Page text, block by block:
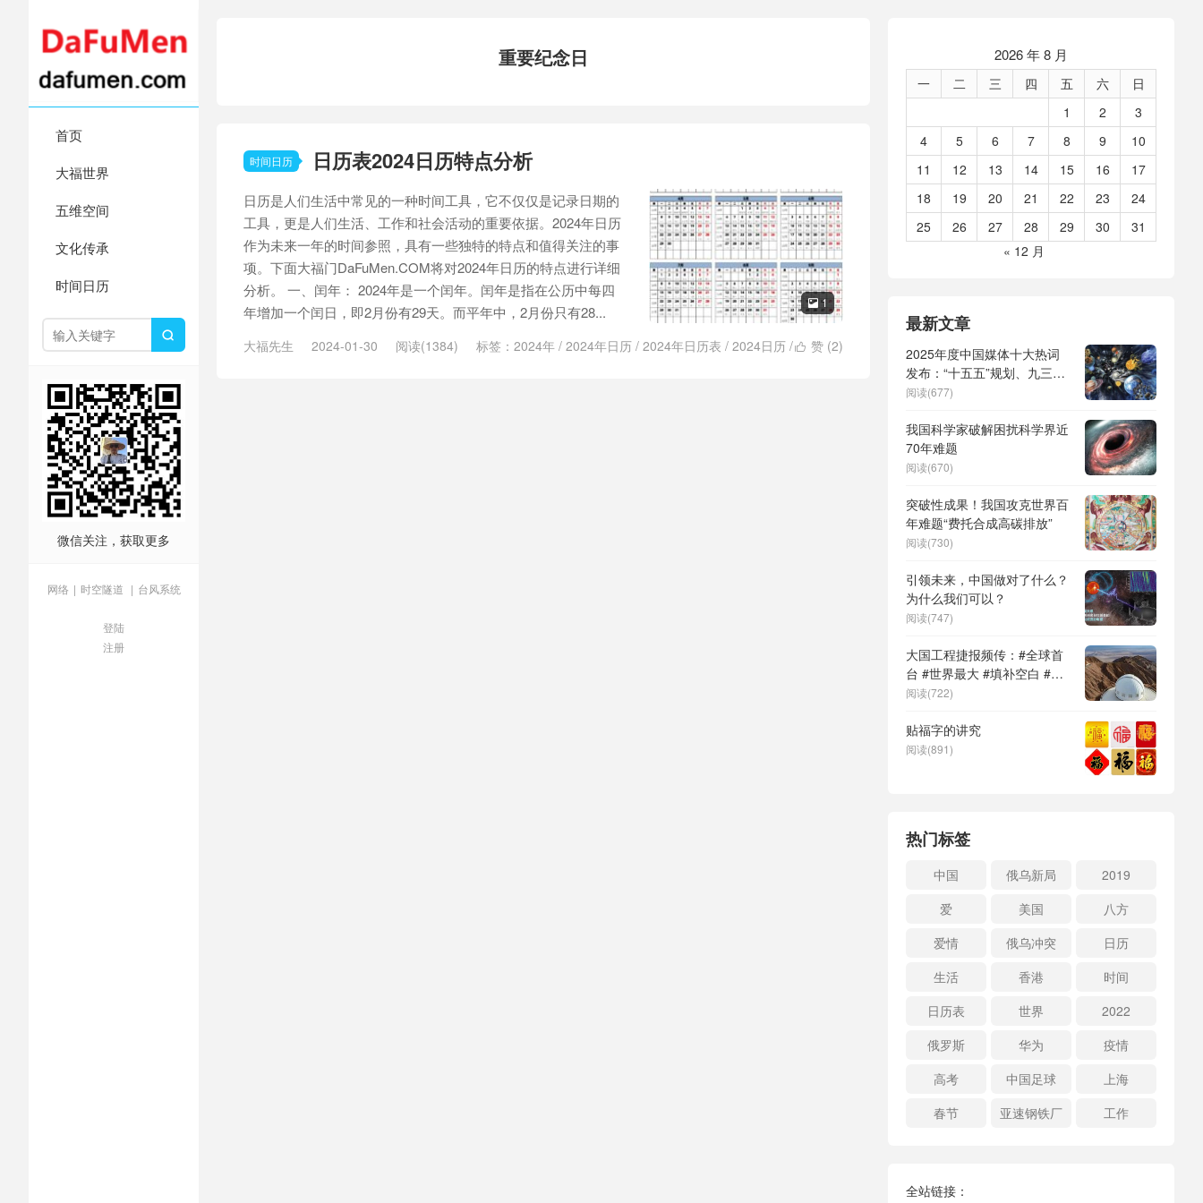
首页
大福世界
五维空间
文化传承
时间日历

微信关注，获取更多
网络 | 时空隧道 | 台风系统
登陆
注册
重要纪念日
时间日历 日历表2024日历特点分析
 1
日历是人们生活中常见的一种时间工具，它不仅仅是记录日期的
工具，更是人们生活、工作和社会活动的重要依据。2024年日历
作为未来一年的时间参照，具有一些独特的特点和值得关注的事
项。下面大福门DaFuMen.COM将对2024年日历的特点进行详细
分析。 一、闰年： 2024年是一个闰年。闰年是指在公历中每四
年增加一个闰日，即2月份有29天。而平年中，2月份只有28...
 赞 (2)
大福先生 2024-01-30 阅读(1384) 标签： 2024年 / 2024年日历 / 2024年日历表 / 2024日历 /
2026 年 8 月
一 二 三 四 五 六
日
1
2
3
4
5 6 7 8 9
10
11
12 13 14 15 16
17
18
19 20 21 22 23
24
25
26 27 28 29 30
31
« 12 月
最新文章
2025年度中国媒体十大热词
发布：“十五五”规划、九三阅
兵、全球治理倡议、
形机器人、苏超、票根经济、
育儿补贴、科学素养、网络生
态治理
阅读(677)
我国科学家破解困扰科学界近
70年难题
阅读(670)
突破性成果！我国攻克世界百
年难题“费托合成高碳排放”
阅读(730)
引领未来，中国做对了什么？
为什么我们可以？
阅读(747)
大国工程捷报频传：#全球首
台 #世界最大 #填补空白 #突
破关键节点
阅读(722)
贴福字的讲究
阅读(891)
热门标签
中国 俄乌新局
2019
爱
美国
八方
爱情
俄乌冲突
日历
生活
香港
时间
日历表
世界
2022
俄罗斯
华为
疫情
高考
中国足球
上海
春节
亚速钢铁厂 工作
全站链接：